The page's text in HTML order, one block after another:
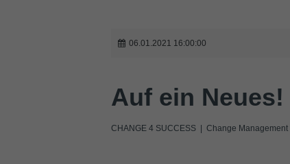
06.01.2021 16:00:00
Auf ein Neues!
CHANGE 4 SUCCESS | Change